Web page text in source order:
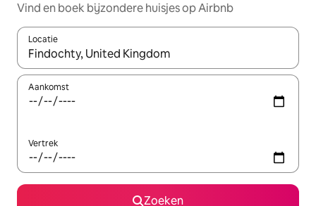
Vind en boek bijzondere huisjes op Airbnb
Locatie
Wanneer er resultaten beschikbaar zijn, maak je een keuze
Aankomst
Vertrek
Zoeken